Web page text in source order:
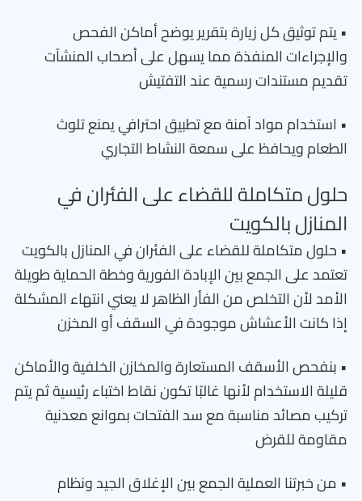
• يتم توثيق كل زيارة بتقرير يوضح أماكن الفحص
والإجراءات المنفذة مما يسهل على أصحاب المنشآت
تقديم مستندات رسمية عند التفتيش
• استخدام مواد آمنة مع تطبيق احترافي يمنع تلوث
الطعام ويحافظ على سمعة النشاط التجاري
حلول متكاملة للقضاء على الفئران في
المنازل بالكويت
• حلول متكاملة للقضاء على الفئران في المنازل بالكويت
تعتمد على الجمع بين الإبادة الفورية وخطة الحماية طويلة
الأمد لأن التخلص من الفأر الظاهر لا يعني انتهاء المشكلة
إذا كانت الأعشاش موجودة في السقف أو المخزن
• بنفحص الأسقف المستعارة والمخازن الخلفية والأماكن
قليلة الاستخدام لأنها غالبًا تكون نقاط اختباء رئيسية ثم يتم
تركيب مصائد مناسبة مع سد الفتحات بموانع معدنية
مقاومة للقرض
• من خبرتنا العملية الجمع بين الإغلاق الجيد ونظام